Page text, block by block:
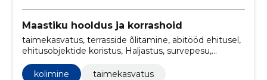
Maastiku hooldus ja korrashoid
taimekasvatus, terrasside õlitamine, abitööd ehitusel,
ehitusobjektide koristus, Haljastus, survepesu,
kolimine, ehitustööd, puude ja taimede istutamine,
transport
kolimine
taimekasvatus